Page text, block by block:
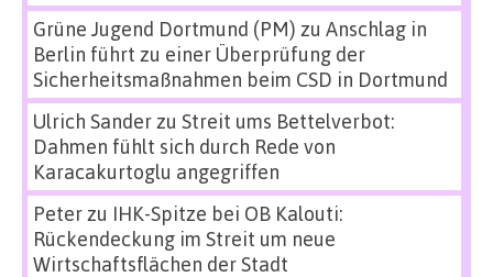
Grüne Jugend Dortmund (PM) zu Anschlag in
Berlin führt zu einer Überprüfung der
Sicherheitsmaßnahmen beim CSD in Dortmund
Ulrich Sanderzu Streit ums Bettelverbot:
Dahmen fühlt sich durch Rede von
Karacakurtoglu angegriffen
Peterzu IHK-Spitze bei OB Kalouti:
Rückendeckung im Streit um neue
Wirtschaftsflächen der Stadt